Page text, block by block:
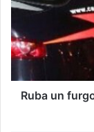
Ruba un